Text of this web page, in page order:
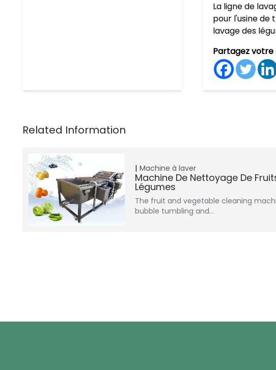
La ligne de
pour l'usine de
lavage des
Partagez votre
Machine à laver
Machine De Nettoyage De
Légumes
The fruit and vegetable cleaning
bubble tumbling and…